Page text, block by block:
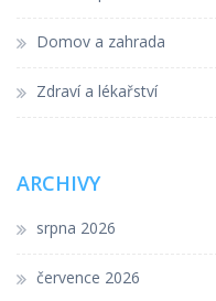
Domov a zahrada
Zdraví a lékařství
ARCHIVY
srpna 2026
července 2026